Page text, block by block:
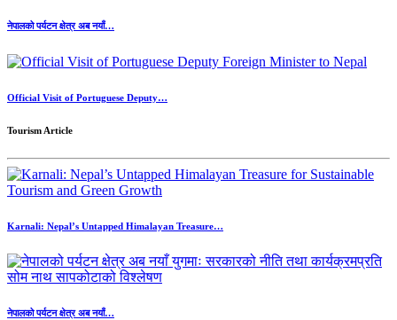
नेपालको पर्यटन क्षेत्र अब नयाँ…
Official Visit of Portuguese Deputy…
Tourism Article
Karnali: Nepal’s Untapped Himalayan Treasure…
नेपालको पर्यटन क्षेत्र अब नयाँ…